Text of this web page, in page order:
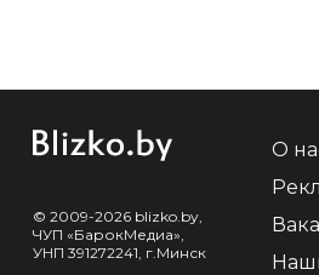
© 2009-2026 blizko.by,
ЧУП «БарокМедиа»,
УНП 391272241, г.Минск
О